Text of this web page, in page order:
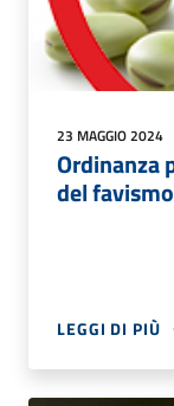
23 MAGGIO 2024
Ordinanza
del favismo
LEGGI DI PIÙ